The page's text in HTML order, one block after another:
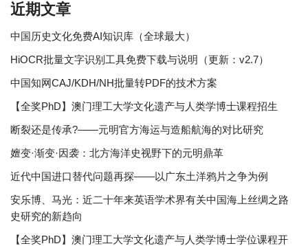
近期文章
中国历史文化免费AI知识库（全球最大）
HiOCR批量文字识别工具免费下载与说明（更新：v2.7）
中国知网CAJ/KDH/NH批量转PDF的技术方案
【全奖PhD】澳门理工大学文化遗产与人类学博士课程招生
断裂还是传承?——元明官方海运与造船航海的对比研究
嬗变·渐变·因袭：北方海洋史视野下的元明鼎革
近代中国进口替代问题再探——以广东土洋鸦片之争为例
安乐博、马光：近二十年来英语学术界有关中国海上丝绸之路
史研究的新趋向
【全奖PhD】澳门理工大学文化遗产与人类学博士学位课程开